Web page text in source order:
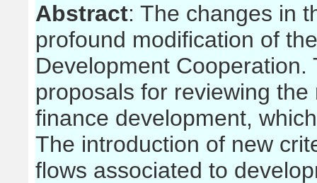
Abstract: The changes in
profound modification of
Development
proposals for reviewing
finance development,
The introduction of new
flows associated to